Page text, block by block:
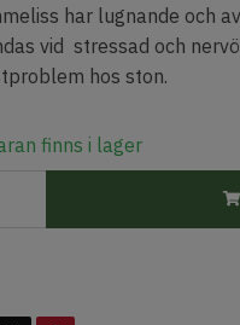
har lugnande och
vid stressad och
hos ston.
finns i lager